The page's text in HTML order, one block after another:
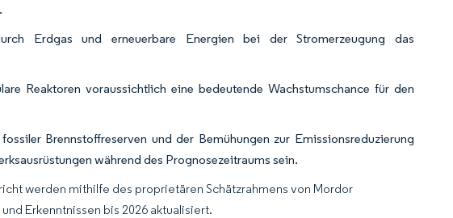
Erdgas und erneuerbare Energien bei der Stromerzeugung das
Reaktoren voraussichtlich eine bedeutende Wachstumschance für den
Brennstoffreserven und der Bemühungen zur Emissionsreduzierung
während des Prognosezeitraums sein.
werden mithilfe des proprietären Schätzrahmens von Mordor
Erkenntnissen bis 2026 aktualisiert.